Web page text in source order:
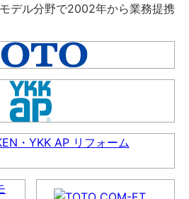
デル分野で2002年から業務提携